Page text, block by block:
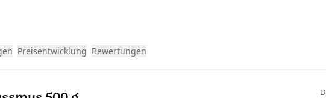
Preisentwicklung Bewertungen